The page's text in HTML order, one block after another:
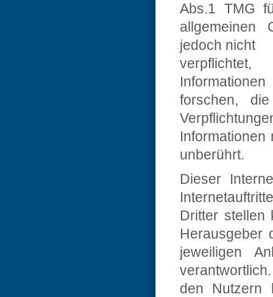
Abs.1 TMG
allgemeinen
jedoch nicht
forschen,
unberührt.
Dieser
Dritter stellen
Herausgeber
jeweiligen
den Nutzern